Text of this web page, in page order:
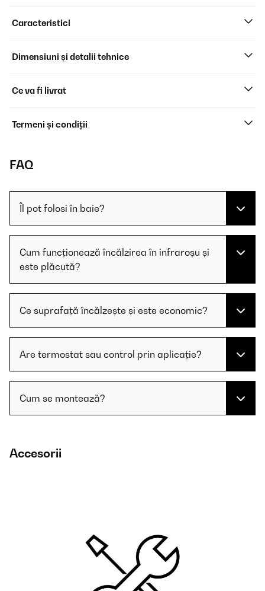
Caracteristici
Dimensiuni și detalii tehnice
Ce va fi livrat
Termeni și condiții
FAQ
Îl pot folosi în baie?
Cum funcționează încălzirea în infraroșu și
este plăcută?
Ce suprafață încălzește și este economic?
Are termostat sau control prin aplicație?
Cum se montează?
Accesorii